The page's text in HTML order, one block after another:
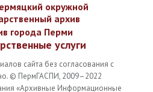
окружной
архив
города Перми
услуги
сайта без согласования с
© ПермГАСПИ, 2009–2022
«Архивные Информационные